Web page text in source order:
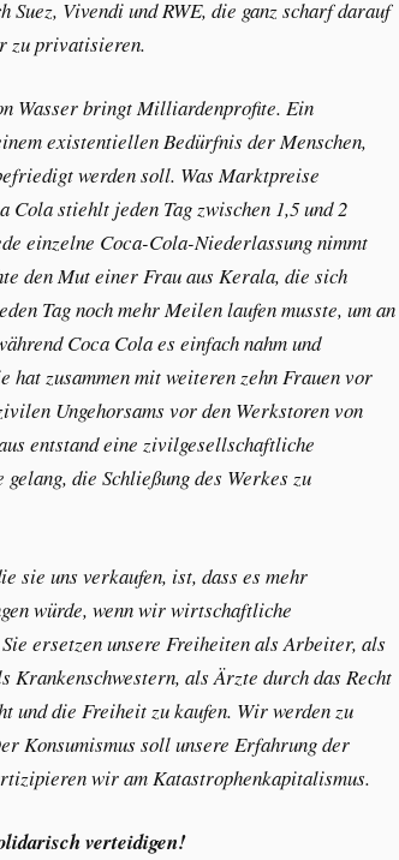
Suez, Vivendi und RWE, die ganz scharf darauf
zu privatisieren.
Wasser bringt Milliardenprofite. Ein
existentiellen Bedürfnis der Menschen,
werden soll. Was Marktpreise
Cola stiehlt jeden Tag zwischen 1,5 und 2
einzelne Coca-Cola-Niederlassung nimmt
den Mut einer Frau aus Kerala, die sich
Tag noch mehr Meilen laufen musste, um an
Coca Cola es einfach nahm und
hat zusammen mit weiteren zehn Frauen vor
Ungehorsams vor den Werkstoren von
entstand eine zivilgesellschaftliche
gelang, die Schließung des Werkes zu
sie uns verkaufen, ist, dass es mehr
würde, wenn wir wirtschaftliche
ersetzen unsere Freiheiten als Arbeiter, als
Krankenschwestern, als Ärzte durch das Recht
und die Freiheit zu kaufen. Wir werden zu
Konsumismus soll unsere Erfahrung der
wir am Katastrophenkapitalismus.
verteidigen!